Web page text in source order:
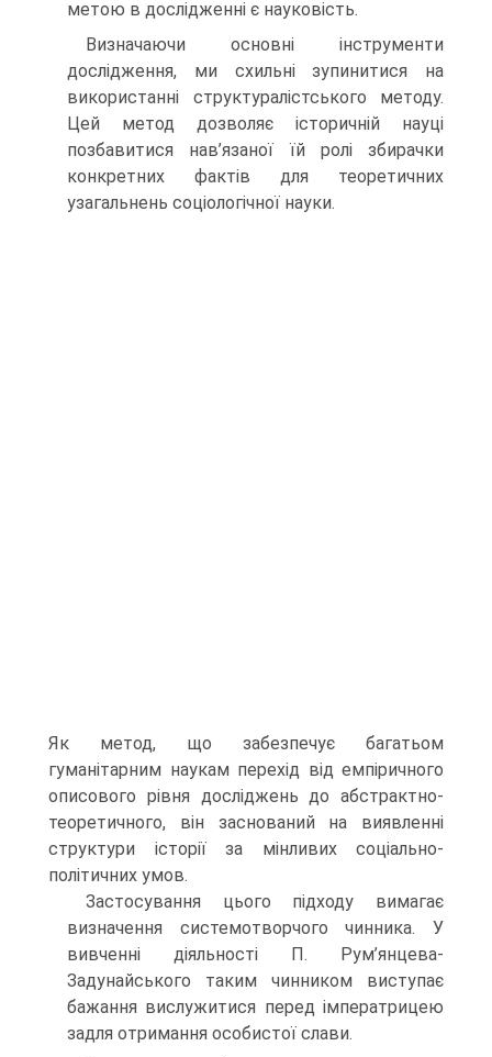
метою в дослідженні є науковість.
Визначаючи основні інструменти
дослідження, ми схильні зупинитися на
використанні структуралістського методу.
Цей метод дозволяє історичній науці
позбавитися нав’язаної їй ролі збирачки
конкретних фактів для теоретичних
узагальнень соціологічної науки.
Як метод, що забезпечує багатьом
гуманітарним наукам перехід від емпіричного
описового рівня досліджень до абстрактно-
теоретичного, він заснований на виявленні
структури історії за мінливих соціально-
політичних умов.
Застосування цього підходу вимагає
визначення системотворчого чинника. У
вивченні діяльності П. Рум’янцева-
Задунайського таким чинником виступає
бажання вислужитися перед імператрицею
задля отримання особистої слави.